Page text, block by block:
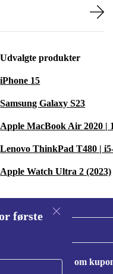
Udvalgte produkter
iPhone 15
Samsung Galaxy S23
Apple MacBook Air 2020 |
Lenovo ThinkPad T480 |
Apple Watch Ultra 2 (2023)
første
Anmod om